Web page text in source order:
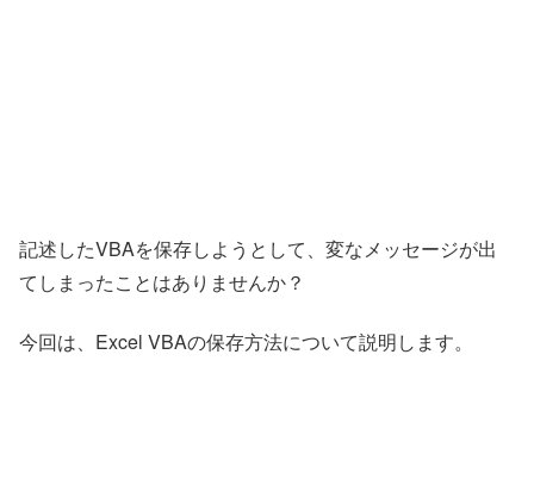
記述したVBAを保存しようとして、変なメッセージが出
てしまったことはありませんか？
今回は、Excel VBAの保存方法について説明します。